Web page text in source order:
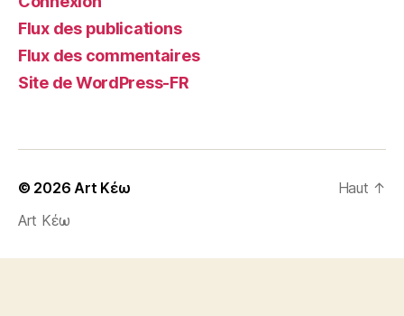
Flux des publications
Flux des commentaires
Site de WordPress-FR
© 2026Art Κέω
Art Κέω
Haut ↑